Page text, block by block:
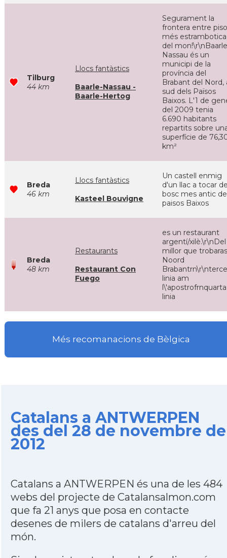
Tilburg
44 km
Llocs fantàstics
Baarle-Nassau -
Baarle-Hertog
Segurament la
frontera entre
més estrambotica
del
Nassau és un
municipi de la
província del
Brabant del Nord,
sud dels Països
Baixos. L'1 de
del 2009 tenia
6.690 habitants
repartits sobre
superfície de
km²
Breda
46 km
Llocs fantàstics
Kasteel Bouvigne
Un castell enmig
d'un llac a tocar
bosc mes antic
paisos Baixos
Breda
48 km
Restaurants
Restaurant Con
Fuego
es un restaurant
argentí/xilè.\r\nDel
millor que
Noord
linia am
l\'apostrofrnquarta
linia
Més recomanacions de Bèlgica
Catalans a ANTWERPEN
des del 28 de novembre
2012
Catalans a ANTWERPEN és una de les 484
webs del projecte de Catalansalmon.com
que fa 21 anys que posa en contacte
desenes de milers de catalans d'arreu del
món.